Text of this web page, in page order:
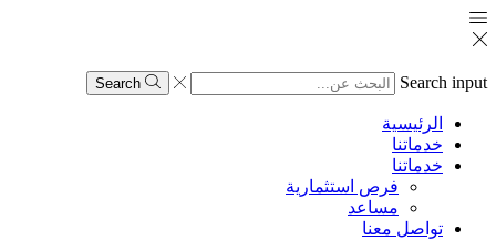
Search input
Search
الرئيسية
خدماتنا
خدماتنا
فرص استثمارية
مساعد
تواصل معنا